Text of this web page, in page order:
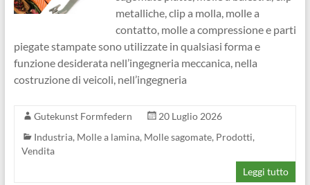
metalliche, clip a molla, molle a
contatto, molle a compressione e parti
piegate stampate sono utilizzate in qualsiasi forma e
funzione desiderata nell’ingegneria meccanica, nella
costruzione di veicoli, nell’ingegneria
Gutekunst Formfedern
20 Luglio 2026
Industria, Molle a lamina, Molle sagomate, Prodotti,
Vendita
Leggi tutto